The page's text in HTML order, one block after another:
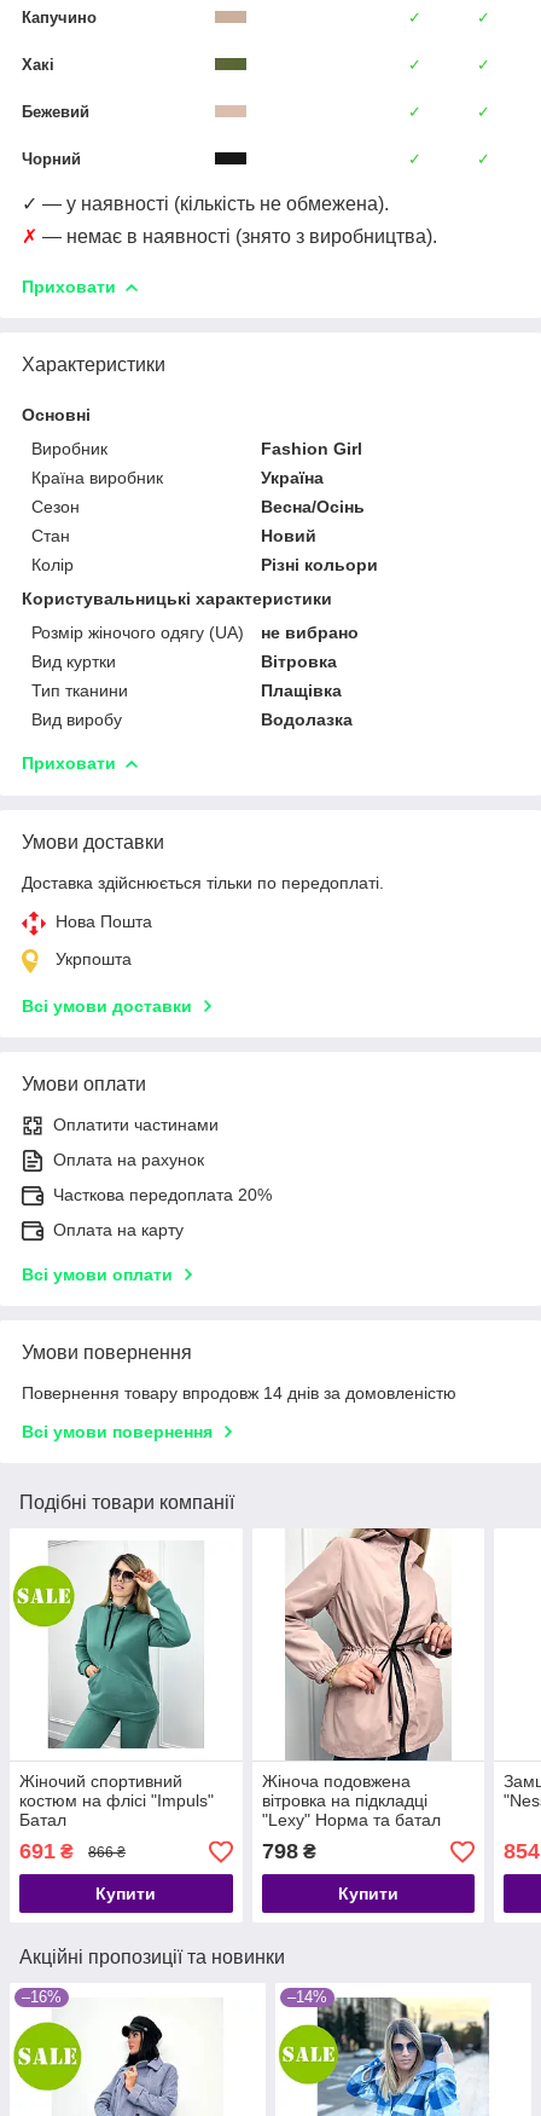
Капучино ✓ ✓
Хакі ✓ ✓
Бежевий ✓ ✓
Чорний ✓ ✓
✓ — у наявності (кількість не обмежена).
✗ — немає в наявності (знято з виробництва).
Приховати
Характеристики
Основні
Виробник
Fashion Girl
Країна виробник
Україна
Сезон
Весна/Осінь
Стан
Новий
Колір
Різні кольори
Користувальницькі характеристики
Розмір жіночого одягу (UA)
не вибрано
Вид куртки
Вітровка
Тип тканини
Плащівка
Вид виробу
Водолазка
Приховати
Умови доставки
Доставка здійснюється тільки по передоплаті.
Нова Пошта
Укрпошта
Всі умови доставки
Умови оплати
Оплатити частинами
Оплата на рахунок
Часткова передоплата 20%
Оплата на карту
Всі умови оплати
Умови повернення
Повернення товару впродовж 14 днів за домовленістю
Всі умови повернення
Подібні товари компанії
Жіночий спортивний
костюм на флісі "Impuls"
Батал
691 ₴ 866 ₴
Купити
Жіноча подовжена
вітровка на підкладці
"Lexy" Норма та батал
798₴
Купити
854
Акційні пропозиції та новинки
–16% –14%